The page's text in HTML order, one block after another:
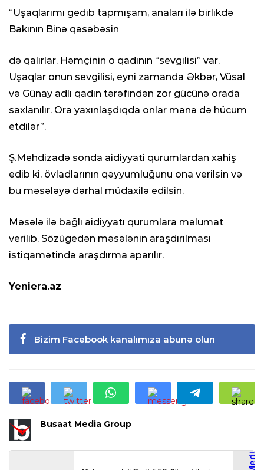
“Uşaqlarımı gedib tapmışam, anaları ilə birlikdə
Bakının Binə qəsəbəsin
də qalırlar. Həmçinin o qadının “sevgilisi” var.
Uşaqlar onun sevgilisi, eyni zamanda Əkbər, Vüsal
və Günay adlı qadın tərəfindən zor gücünə orada
saxlanılır. Ora yaxınlaşdıqda onlar mənə də hücum
etdilər”.
Ş.Mehdizadə sonda aidiyyati qurumlardan xahiş
edib ki, övladlarının qəyyumluğunu ona verilsin və
bu məsələyə dərhal müdaxilə edilsin.
Məsələ ilə bağlı aidiyyatı qurumlara məlumat
verilib. Sözügedən məsələnin araşdırılması
istiqamətində araşdırma aparılır.
Yeniera.az
Bizim Facebook kanalımıza abunə olun
Busaat Media Group